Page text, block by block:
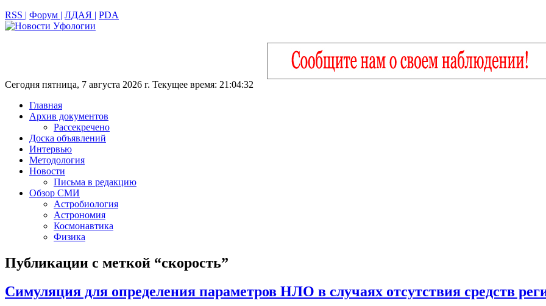
RSS | Форум | ЛДАЯ | PDA
Сегодня пятница, 7 августа 2026 г. Текущее время: 21:04:33
Главная
Архив документов
Рассекречено
Доска объявлений
Интервью
Методология
Новости
Письма в редакцию
Обзор СМИ
Астробиология
Астрономия
Космонавтика
Физика
Публикации с меткой “скорость”
Симуляция для определения параметров НЛО в случаях отсутствия средств